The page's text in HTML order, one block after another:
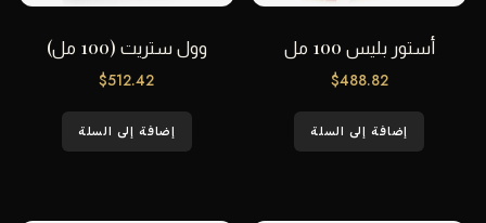
أستور بليس 100 مل
$488.82
إضافة إلى السلة
وول ستريت (100 مل)
$512.42
إضافة إلى السلة